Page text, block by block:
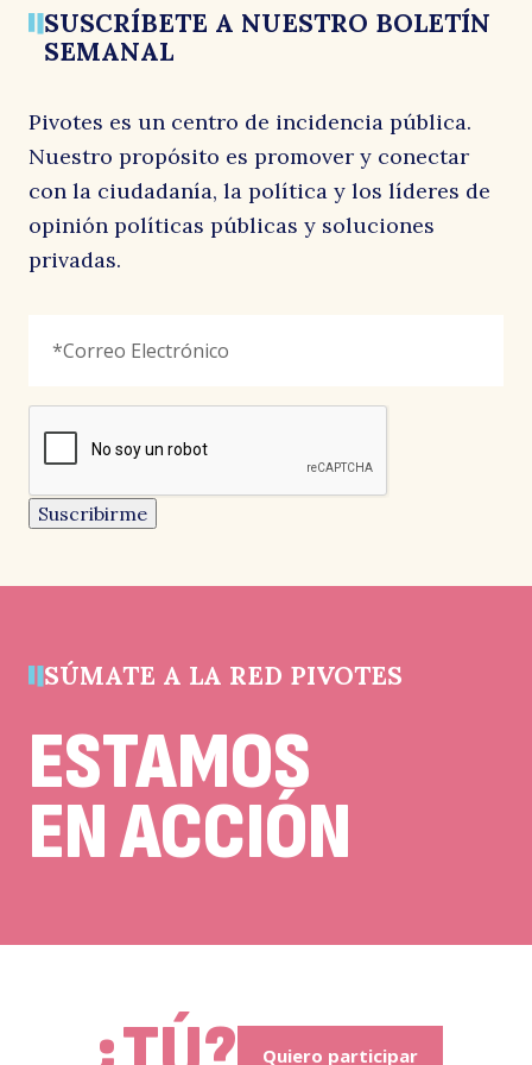
SUSCRÍBETE A NUESTRO BOLETÍN
SEMANAL
señala
campo
un
campo
de
debe
Electrónico *
reCAPTCHA
Suscribirme
Pivotes es un centro de incidencia pública.
Nuestro propósito es promover y conectar
con la ciudadanía, la política y los líderes de
opinión políticas públicas y soluciones
privadas.
SÚMATE A LA RED PIVOTES
ESTAMOS
EN ACCIÓN
Quiero participar